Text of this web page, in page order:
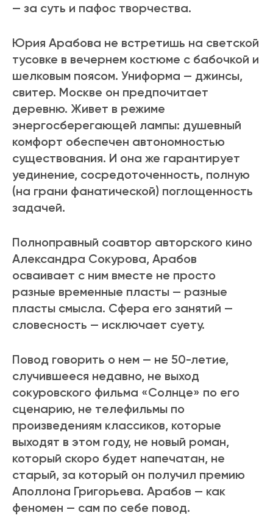
— за суть и пафос творчества.
Юрия Арабова не встретишь на светской
тусовке в вечернем костюме с бабочкой и
шелковым поясом. Униформа — джинсы,
свитер. Москве он предпочитает
деревню. Живет в режиме
энергосберегающей лампы: душевный
комфорт обеспечен автономностью
существования. И она же гарантирует
уединение, сосредоточенность, полную
(на грани фанатической) поглощенность
задачей.
Полноправный соавтор авторского кино
Александра Сокурова, Арабов
осваивает с ним вместе не просто
разные временные пласты — разные
пласты смысла. Сфера его занятий —
словесность — исключает суету.
Повод говорить о нем — не 50-летие,
случившееся недавно, не выход
сокуровского фильма «Солнце» по его
сценарию, не телефильмы по
произведениям классиков, которые
выходят в этом году, не новый роман,
который скоро будет напечатан, не
старый, за который он получил премию
Аполлона Григорьева. Арабов — как
феномен — сам по себе повод.